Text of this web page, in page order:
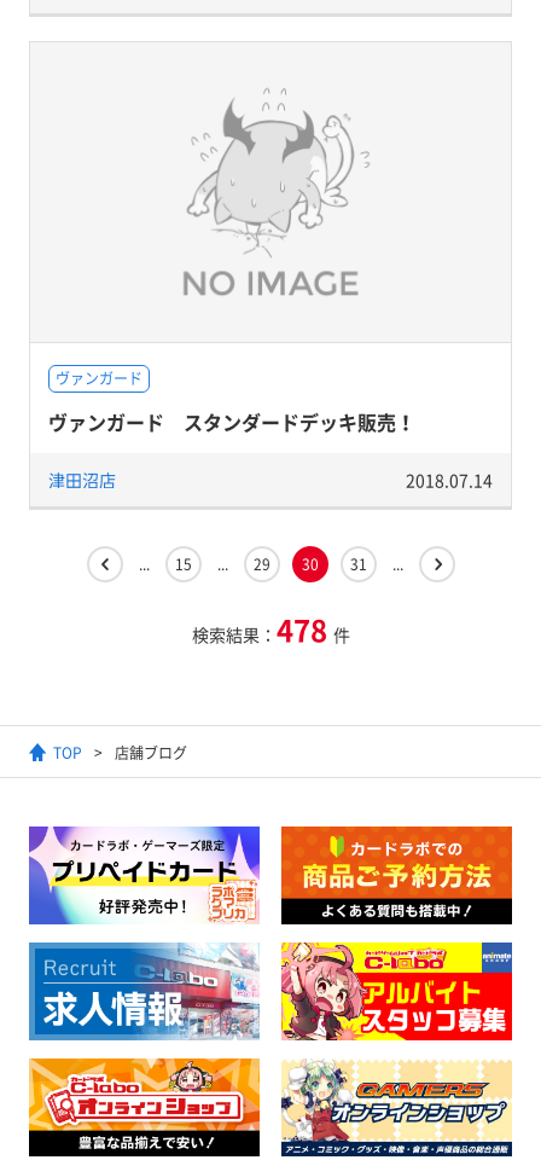
ヴァンガード
ヴァンガード スタンダードデッキ販売！
津田沼店 2018.07.14
... 15 ... 29 30 31 ...
検索結果： 478 件
TOP 店舗ブログ